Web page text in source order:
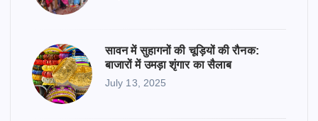
सावन में सुहागनों की चूड़ियों की रौनक:
बाजारों में उमड़ा शृंगार का सैलाब
July 13, 2025